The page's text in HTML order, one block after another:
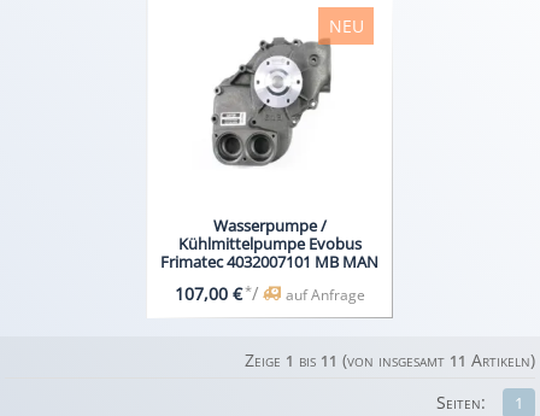
Wasserpumpe /
Kühlmittelpumpe Evobus
Frimatec 4032007101 MB MAN
107,00 €*/ auf Anfrage
NEU
Zeige 1 bis 11 (von insgesamt 11 Artikeln)
1
Seiten: